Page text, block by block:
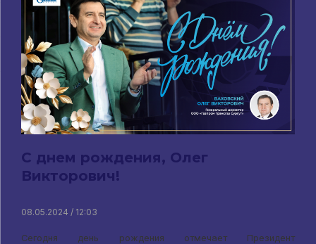
С днем рождения, Олег
Викторович!
08.05.2024 / 12:03
Сегодня день рождения отмечает Президент